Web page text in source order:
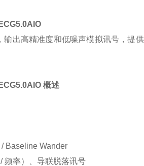
出高精准度和低噪声模拟讯号，提
概述
Baseline Wander
频率）、导联脱落讯号